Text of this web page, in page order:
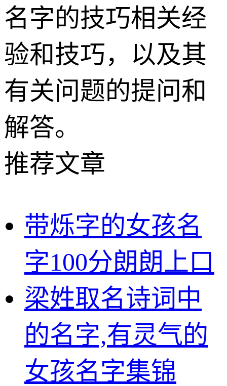
名字的技巧相关经
验和技巧，以及其
有关问题的提问和
解答。
推荐文章
带烁字的女孩名
字100分朗朗上口
梁姓取名诗词中
的名字,有灵气的
女孩名字集锦